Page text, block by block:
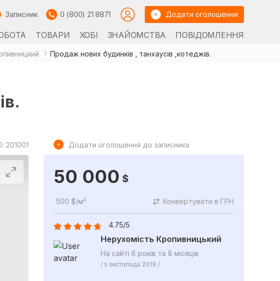
Записник 0 (800) 21 8871 Додати оголошення
ТОВАРИ ХОБІ ЗНАЙОМСТВА ПОВІДОМЛЕННЯ
Продаж нових будинків , танхаусів ,котеджів.
201001 Додати оголошення до записника
50 000 $
500 $/м² Конвертувати в ГРН
4.75/5
Нерухомість Кропивницький
На сайті 6 років та 8 місяців
/ з листопада 2019 /